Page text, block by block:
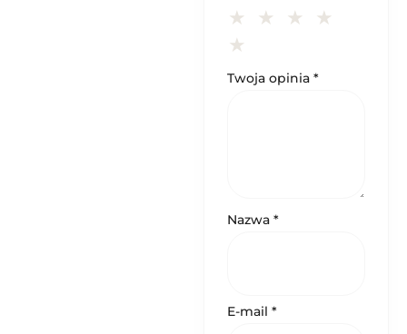
Twoja opinia *
Nazwa *
E-mail *